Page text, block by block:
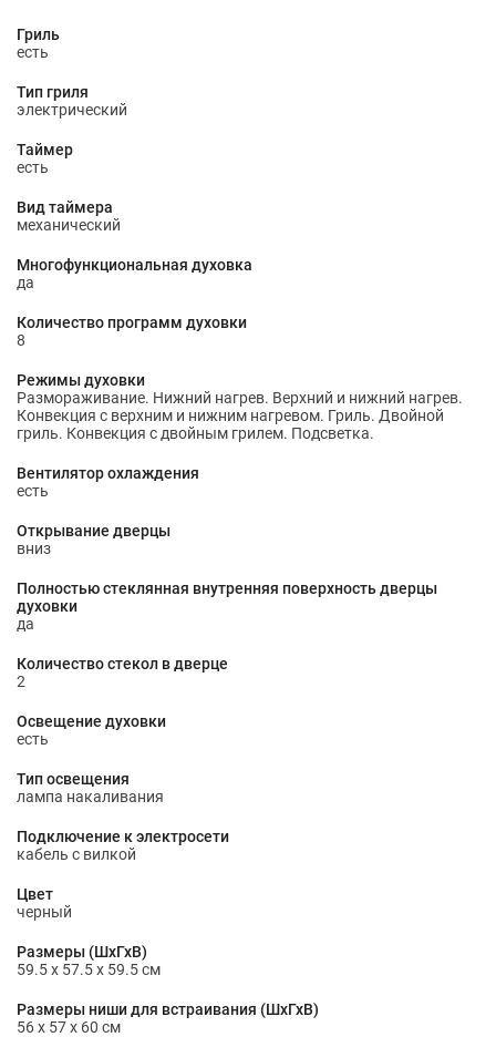
Гриль
есть
Тип гриля
электрический
Таймер
есть
Вид таймера
механический
Многофункциональная духовка
да
Количество программ духовки
8
Режимы духовки
Размораживание. Нижний нагрев. Верхний и нижний нагрев.
Конвекция с верхним и нижним нагревом. Гриль. Двойной
гриль. Конвекция с двойным грилем. Подсветка.
Вентилятор охлаждения
есть
Открывание дверцы
вниз
Полностью стеклянная внутренняя поверхность дверцы
духовки
да
Количество стекол в дверце
2
Освещение духовки
есть
Тип освещения
лампа накаливания
Подключение к электросети
кабель с вилкой
Цвет
черный
Размеры (ШхГхВ)
59.5 х 57.5 х 59.5 см
Размеры ниши для встраивания (ШхГхВ)
56 x 57 x 60 см